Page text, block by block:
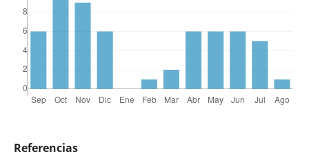
Referencias